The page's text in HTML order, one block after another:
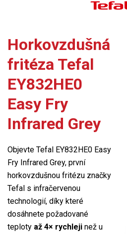
Horkovzdušná
fritéza Tefal
EY832HE0
Easy Fry
Infrared Grey
Objevte Tefal EY832HE0 Easy
Fry Infrared Grey, první
horkovzdušnou fritézu značky
Tefal s infračervenou
technologií, díky které
dosáhnete požadované
teploty až 4× rychleji než u